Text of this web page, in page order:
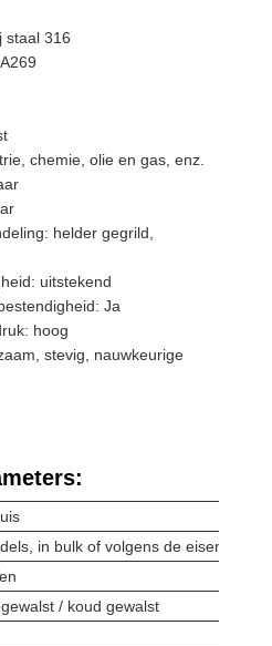
staal 316
chemie, olie en gas, enz.
helder gegrild,
uitstekend
Ja
hoog
stevig, nauwkeurige
in bulk of volgens de eisen van
/ koud gewalst